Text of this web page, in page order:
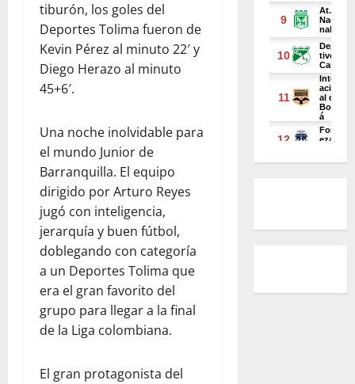
tiburón, los goles del
Deportes Tolima fueron de
Kevin Pérez al minuto 22′ y
Diego Herazo al minuto
45+6′.
Una noche inolvidable para
el mundo Junior de
Barranquilla. El equipo
dirigido por Arturo Reyes
jugó con inteligencia,
jerarquía y buen fútbol,
doblegando con categoría
a un Deportes Tolima que
era el gran favorito del
grupo para llegar a la final
de la Liga colombiana.
El gran protagonista del